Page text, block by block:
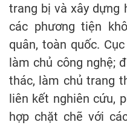
trang bị và xây dựng
các phương tiện
quân, toàn quốc.
làm chủ công nghệ;
thác, làm chủ trang
liên kết nghiên cứu,
hợp chặt chẽ với